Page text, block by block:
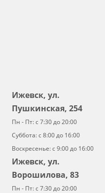
Ижевск, ул.
Пушкинская, 254
Пн - Пт: с 7:30 до 20:00
Суббота: с 8:00 до 16:00
Воскресенье: с 9:00 до 16:00
Ижевск, ул.
Ворошилова, 83
Пн - Пт: с 7:30 до 20:00